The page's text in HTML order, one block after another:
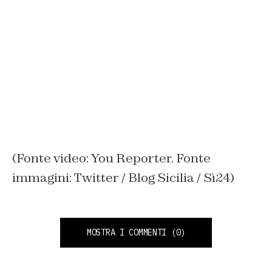
(Fonte video: You Reporter. Fonte
immagini: Twitter / Blog Sicilia / Sì24)
MOSTRA I COMMENTI (0)